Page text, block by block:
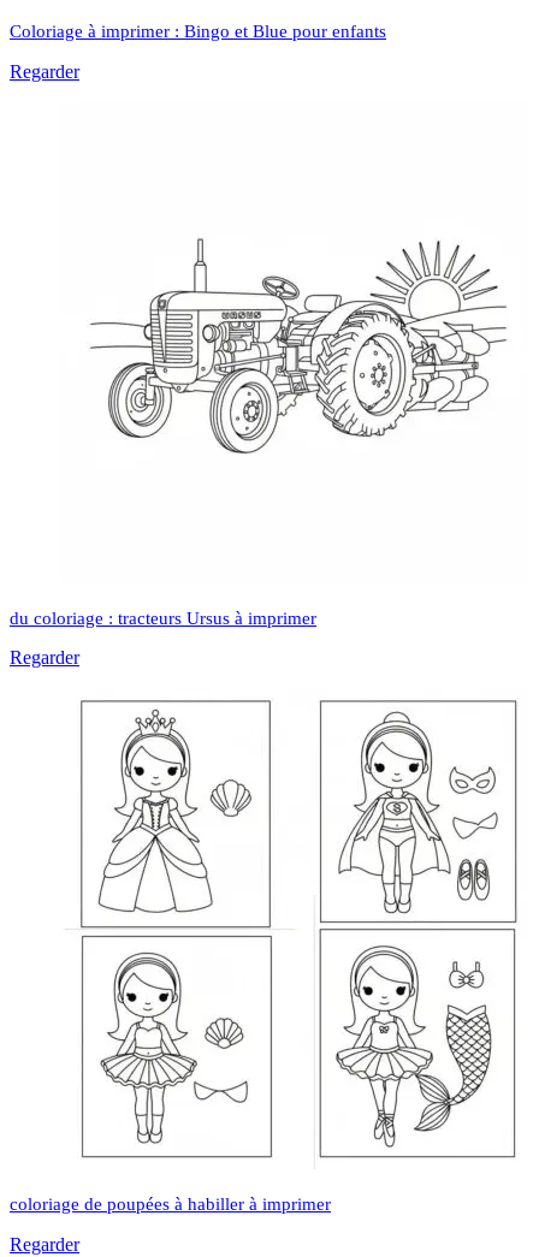
Coloriage à imprimer : Bingo et Blue pour enfants
Regarder
du coloriage : tracteurs Ursus à imprimer
Regarder
coloriage de poupées à habiller à imprimer
Regarder